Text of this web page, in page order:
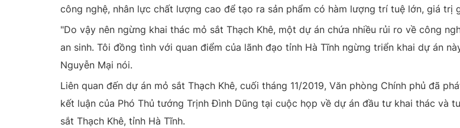
công nghệ, nhân lực chất lượng cao để tạo ra sản phẩm có hàm lượng trí tuệ lớn, giá trị
"Do vậy nên ngừng khai thác mỏ sắt Thạch Khê, một dự án chứa nhiều rủi ro về công
an sinh. Tôi đồng tình với quan điểm của lãnh đạo tỉnh Hà Tĩnh ngừng triển khai dự án
Nguyễn Mại nói.
Liên quan đến dự án mỏ sắt Thạch Khê, cuối tháng 11/2019, Văn phòng Chính phủ đã
kết luận của Phó Thủ tướng Trịnh Đình Dũng tại cuộc họp về dự án đầu tư khai thác và
sắt Thạch Khê, tỉnh Hà Tĩnh.